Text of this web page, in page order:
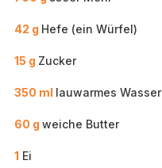
42 g Hefe (ein Würfel)
15 g Zucker
350 ml lauwarmes Wasser
60 g weiche Butter
1 Ei